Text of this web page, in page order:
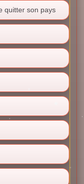
quitter son pays